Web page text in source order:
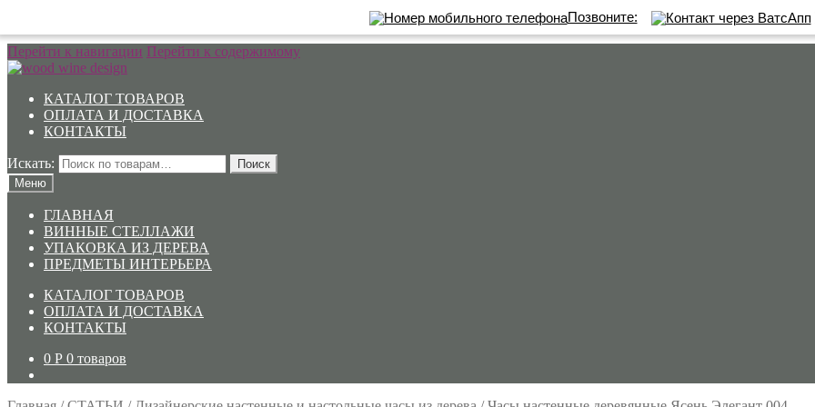
Позвоните:
Перейти к навигации Перейти к содержимому
КАТАЛОГ ТОВАРОВ
ОПЛАТА И ДОСТАВКА
КОНТАКТЫ
Искать:
Поиск
Меню
ГЛАВНАЯ
ВИННЫЕ СТЕЛЛАЖИ
УПАКОВКА ИЗ ДЕРЕВА
ПРЕДМЕТЫ ИНТЕРЬЕРА
КАТАЛОГ ТОВАРОВ
ОПЛАТА И ДОСТАВКА
КОНТАКТЫ
0 Р 0 товаров